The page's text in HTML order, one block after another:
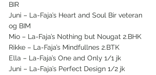
BIR
Juni – La-Faja’s Heart and Soul Bir veteran
og BIM
Mio – La-Faja’s Nothing but Nougat 2.BHK
Rikke – La-Faja’s Mindfullnes 2.BTK
Ella – La-Faja’s One and Only 1/1 jk
Juni – La-Faja’s Perfect Design 1/2 jk